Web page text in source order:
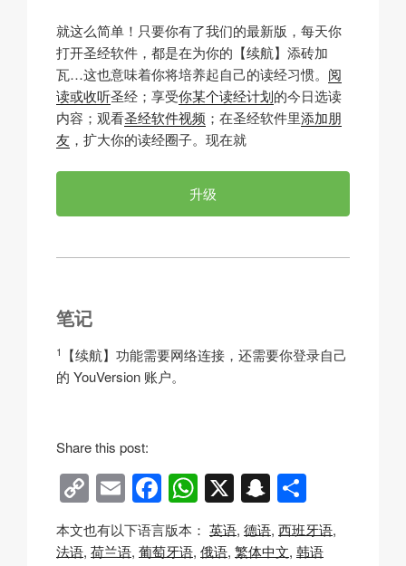
就这么简单！只要你有了我们的最新版，每天你
打开圣经软件，都是在为你的【续航】添砖加
瓦…这也意味着你将培养起自己的读经习惯。 阅
读或收听圣经；享受你某个读经计划的今日选读
内容；观看圣经软件视频 ；在圣经软件里添加朋
友 ，扩大你的读经圈子。现在就
升级
笔记
1
【续航】功能需要网络连接，还需要你登录自己
的 YouVersion 账户。
Share this post:
C
o
p
E
m
ail
F
a
c
W
h
at
X S
n
a
享
本文也有以下语言版本： 英语 德语 西班牙语
法语 荷兰语 葡萄牙语 俄语 繁体中文 韩语